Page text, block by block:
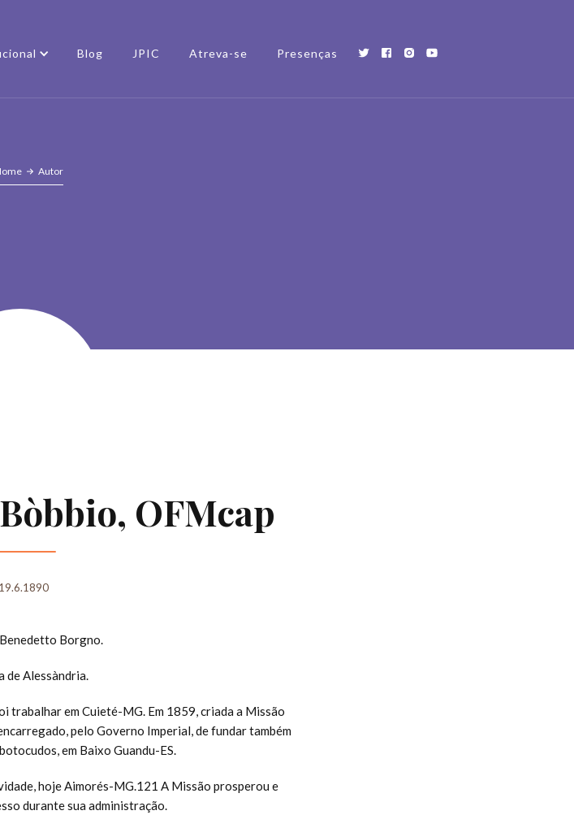
Blog JPIC Atreva-se Presenças
Autor
OFMcap
19.6.1890
Borgno.
de Alessàndria.
trabalhar em Cuieté-MG. Em 1859, criada a Missão
pelo Governo Imperial, de fundar também
em Baixo Guandu-ES.
hoje Aimorés-MG.121 A Missão prosperou e
durante sua administração.